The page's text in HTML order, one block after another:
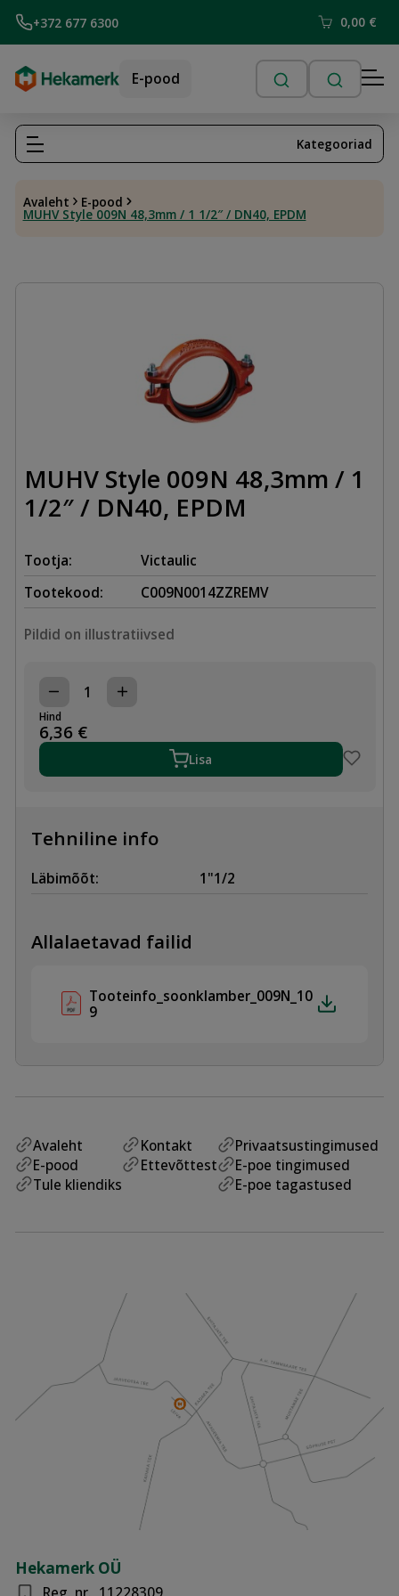
+372 677 6300 0,00 €
E-pood
Avaleht E-pood
MUHV Style 009N 48,3mm / 1 1/2″ / DN40, EPDM
Kategooriad
MUHV Style 009N 48,3mm / 1
1/2″ / DN40, EPDM
Tootja:
Victaulic
Tootekood:
C009N0014ZZREMV
Pildid on illustratiivsed
MUHV
Style
009N
48,3mm
1
EPDM
kogus
Hind
6,36 €
Lisa
Tehniline info
Läbimõõt: 1"1/2
Allalaetavad failid
Tooteinfo_soonklamber_009N_10
9
Avaleht
E-pood
Tule kliendiks
Kontakt
Ettevõttest
Privaatsustingimused
E-poe tingimused
E-poe tagastused
Hekamerk OÜ